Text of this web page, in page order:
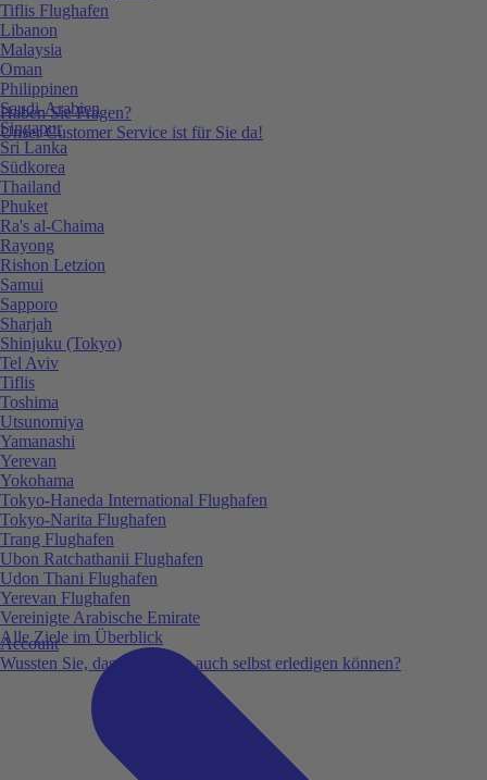
Haben Sie Fragen?
Unser Customer Service ist für Sie da!
Account
Wussten Sie, dass Sie vieles auch selbst erledigen können?
Tiflis Flughafen
Libanon
Malaysia
Oman
Philippinen
Saudi-Arabien
Singapur
Sri Lanka
Südkorea
Thailand
Phuket
Ra's al-Chaima
Rayong
Rishon Letzion
Samui
Sapporo
Sharjah
Shinjuku (Tokyo)
Tel Aviv
Tiflis
Toshima
Utsunomiya
Yamanashi
Yerevan
Yokohama
Tokyo-Haneda International Flughafen
Tokyo-Narita Flughafen
Trang Flughafen
Ubon Ratchathanii Flughafen
Udon Thani Flughafen
Yerevan Flughafen
Vereinigte Arabische Emirate
Alle Ziele im Überblick